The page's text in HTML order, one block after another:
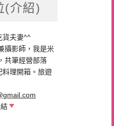
(介紹)
貨夫妻^^
攝影師，我是米
共筆經營部落
料理開箱。旅遊